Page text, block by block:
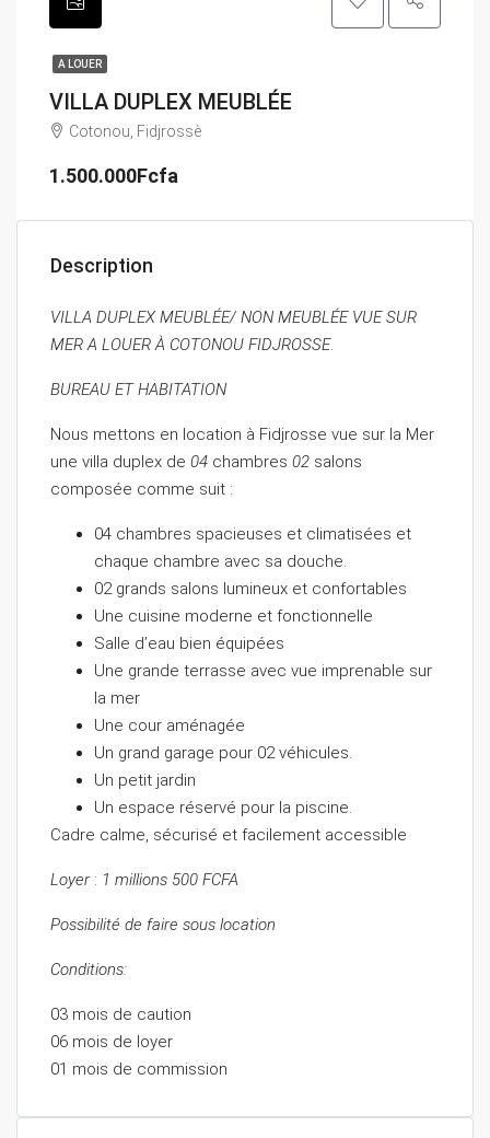
A LOUER
VILLA DUPLEX MEUBLÉE
Cotonou, Fidjrossè
1.500.000Fcfa
Description
VILLA DUPLEX MEUBLÉE/ NON MEUBLÉE VUE SUR
MER A LOUER À COTONOU FIDJROSSE.
BUREAU ET HABITATION
Nous mettons en location à Fidjrosse vue sur la Mer
une villa duplex de 04 chambres 02 salons
composée comme suit :
04 chambres spacieuses et climatisées et
chaque chambre avec sa douche.
02 grands salons lumineux et confortables
Une cuisine moderne et fonctionnelle
Salle d’eau bien équipées
Une grande terrasse avec vue imprenable sur
la mer
Une cour aménagée
Un grand garage pour 02 véhicules.
Un petit jardin
Un espace réservé pour la piscine.
Cadre calme, sécurisé et facilement accessible
Loyer: 1 millions 500 FCFA
Possibilité de faire sous location
Conditions:
03 mois de caution
06 mois de loyer
01 mois de commission